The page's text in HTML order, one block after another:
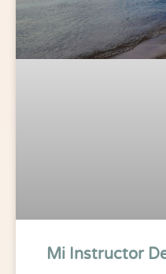
Mi Instructor